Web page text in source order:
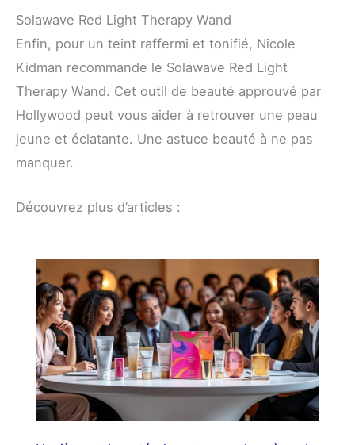
Solawave Red Light Therapy Wand
Enfin, pour un teint raffermi et tonifié, Nicole
Kidman recommande le Solawave Red Light
Therapy Wand. Cet outil de beauté approuvé par
Hollywood peut vous aider à retrouver une peau
jeune et éclatante. Une astuce beauté à ne pas
manquer.
Découvrez plus d’articles :